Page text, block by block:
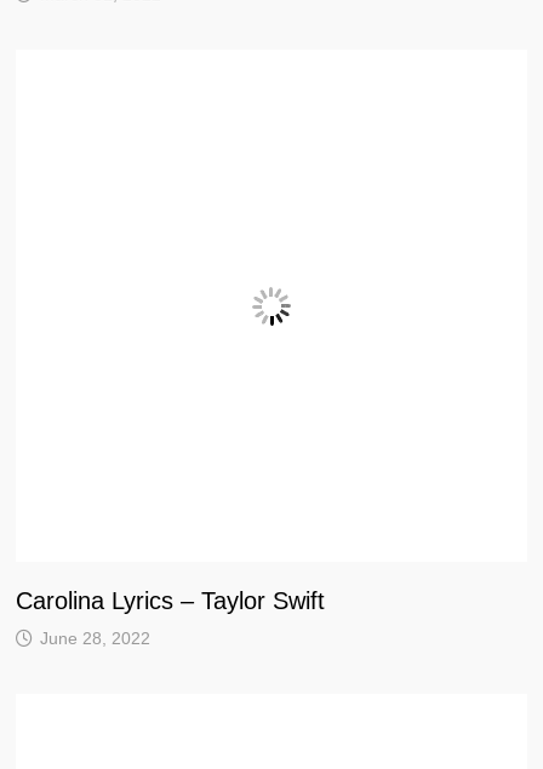
Carolina Lyrics – Taylor Swift
June 28, 2022